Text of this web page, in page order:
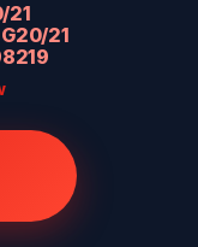
21
G20/21